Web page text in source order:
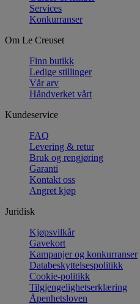
Services
Konkurranser
Om Le Creuset
Finn butikk
Ledige stillinger
Vår arv
Håndverket vårt
Kundeservice
FAQ
Levering & retur
Bruk og rengjøring
Garanti
Kontakt oss
Angret kjøp
Juridisk
Kjøpsvilkår
Gavekort
Kampanjer og konkurranser
Databeskyttelsespolitikk
Cookie-politikk
Tilgjengelighetserklæring
Åpenhetsloven